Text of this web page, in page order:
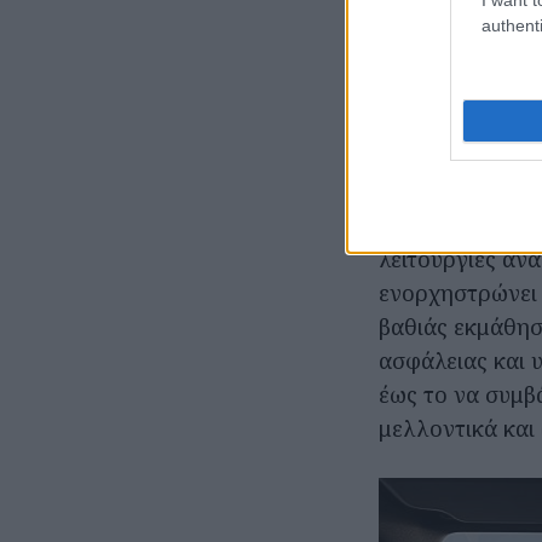
επετεύχθη
για τον
πλατφόρμα
(system-on-a-
λειτουργίες
βαθιάς
ασφάλειας και
έως το να
μελλοντικά